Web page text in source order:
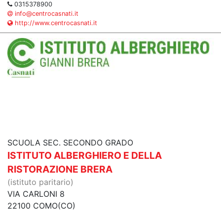
0315378900
info@centrocasnati.it
http://www.centrocasnati.it
SCUOLA SEC. SECONDO GRADO
ISTITUTO ALBERGHIERO E DELLA
RISTORAZIONE BRERA
(istituto paritario)
VIA CARLONI 8
22100 COMO(CO)